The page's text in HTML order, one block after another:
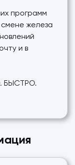
программ
железа
и в
БЫСТРО.